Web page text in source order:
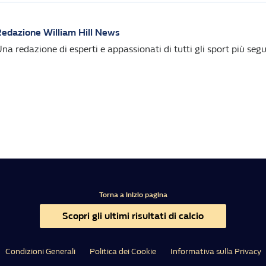
William Hill News
redazione di esperti e appassionati di tutti gli sport più
Torna a inizio pagina
Scopri gli ultimi risultati di calcio
Condizioni Generali Politica dei Cookie Informativa sulla Privacy